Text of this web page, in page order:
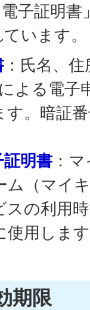
子証明
います。
：氏名、
よる電子
す。暗証
明書 ：
ム（マイ
スの利用
使用しま
期限